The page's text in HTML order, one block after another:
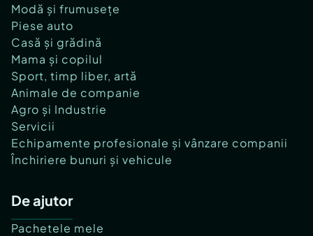
Modă și frumusețe
Piese auto
Casă și grădină
Mama și copilul
Sport, timp liber, artă
Animale de companie
Agro și Industrie
Servicii
Echipamente profesionale și vânzare companii
Închiriere bunuri și vehicule
De ajutor
Pachetele mele